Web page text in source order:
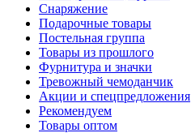
Снаряжение
Подарочные товары
Постельная группа
Товары из прошлого
Фурнитура и значки
Тревожный чемоданчик
Акции и спецпредложения
Рекомендуем
Товары оптом